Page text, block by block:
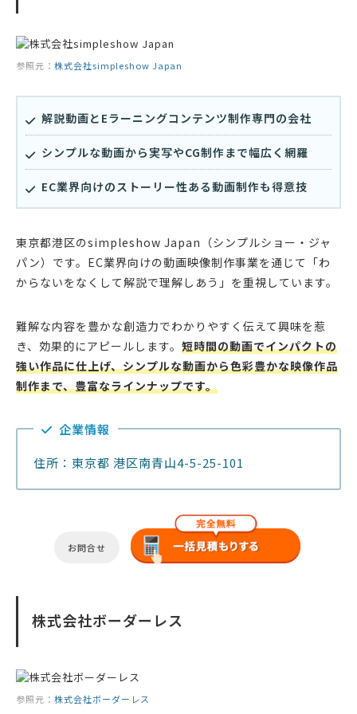
参照元： 株式会社simpleshow Japan
解説動画とEラーニングコンテンツ制作専門の会社
シンプルな動画から実写やCG制作まで幅広く網羅
EC業界向けのストーリー性ある動画制作も得意技
東京都港区のsimpleshow Japan（シンプルショー・ジャ
パン）です。EC業界向けの動画映像制作事業を通じて「わ
からないをなくして解説で理解しあう」を重視しています。
難解な内容を豊かな創造力でわかりやすく伝えて興味を惹
き、効果的にアピールします。 短時間の動画でインパクトの
強い作品に仕上げ、シンプルな動画から色彩豊かな映像作品
制作まで、豊富なラインナップです。
企業情報
住所：東京都 港区南青山4-5-25-101
お問合せ
株式会社ボーダーレス
参照元： 株式会社ボーダーレス